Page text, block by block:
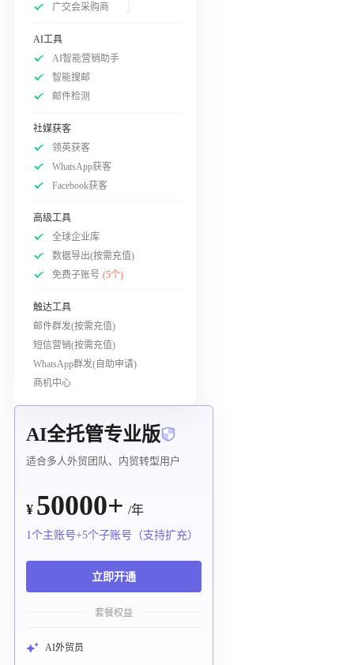
广交会采购商
AI工具
AI智能营销助手
智能搜邮
邮件检测
社媒获客
领英获客
WhatsApp获客
Facebook获客
高级工具
全球企业库
数据导出(按需充值)
免费子账号 (5个)
触达工具
邮件群发(按需充值)
短信营销(按需充值)
WhatsApp群发(自助申请)
商机中心
AI全托管专业版
适合多人外贸团队、内贸转型用户
¥ 50000+ /年
1个主账号+5个子账号（支持扩充）
立即开通
套餐权益
AI外贸员